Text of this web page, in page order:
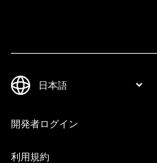
開発者ログイン
利用規約